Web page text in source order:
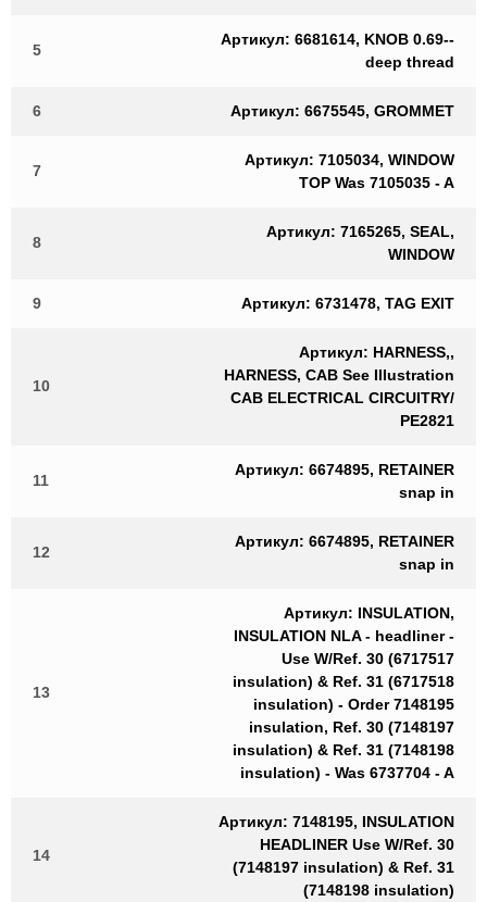
5
Артикул: 6681614, KNOB 0.69--
deep thread
6 Артикул: 6675545, GROMMET
7
Артикул: 7105034, WINDOW
TOP Was 7105035 - A
8
Артикул: 7165265, SEAL,
WINDOW
9 Артикул: 6731478, TAG EXIT
10
Артикул: HARNESS,,
HARNESS, CAB See Illustration
CAB ELECTRICAL CIRCUITRY/
PE2821
11
Артикул: 6674895, RETAINER
snap in
12
Артикул: 6674895, RETAINER
snap in
13
Артикул: INSULATION,
INSULATION NLA - headliner -
Use W/Ref. 30 (6717517
insulation) & Ref. 31 (6717518
insulation) - Order 7148195
insulation, Ref. 30 (7148197
insulation) & Ref. 31 (7148198
insulation) - Was 6737704 - A
14
Артикул: 7148195, INSULATION
HEADLINER Use W/Ref. 30
(7148197 insulation) & Ref. 31
(7148198 insulation)